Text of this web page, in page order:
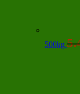
500kg